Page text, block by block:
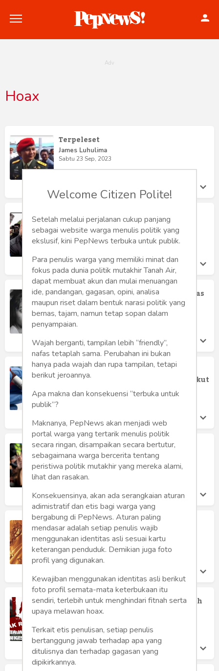
Hankam
Internasional
Humaniora
Sketsa
Tekno
Gaya
Wisata
Wanita
Hoax
Terpeleset
James Luhulima
Sabtu 23 Sep, 2023
Di AS Penyebar Hoax Kena Denda
Puluhan Juta Dollar
Satria Dharma
Minggu 7 Aug, 2022
Cut Zahara Fona, Pelaku "Prank" Kelas
Kakap Zaman Orba
Anton D. H. Nugrahanto
Selasa 31 May, 2022
Waspada Hoax, Vaksinasi Covid-19
Tidak Berkaitan dengan Hepatitis Akut
Johan
Sabtu 14 May, 2022
Demokrasi Medsos
Sunardian Wirodono
Jumat 18 Mar, 2022
Berita Undangan Nominasi Nobel
Sastra: Hoax atau Bukan?
Denny JA
Jumat 21 Jan, 2022
Radikalisme dan Hoax Menjadi Musuh
Bersama
Kamis 20 Jan, 2022
Welcome Citizen Polite!
Setelah melalui perjalanan cukup panjang
sebagai website warga menulis politik yang
ekslusif, kini PepNews terbuka untuk publik.
Para penulis warga yang memiliki minat dan
fokus pada dunia politik mutakhir Tanah Air,
dapat membuat akun dan mulai menuangan
ide, pandangan, gagasan, opini, analisa
maupun riset dalam bentuk narasi politik yang
bernas, tajam, namun tetap sopan dalam
penyampaian.
Wajah berganti, tampilan lebih “friendly”,
nafas tetaplah sama. Perubahan ini bukan
hanya pada wajah dan rupa tampilan, tetapi
berikut jeroannya.
Apa makna dan konsekuensi “terbuka untuk
publik”?
Maknanya, PepNews akan menjadi web
portal warga yang tertarik menulis politik
secara ringan, disampaikan secara bertutur,
sebagaimana warga bercerita tentang
peristiwa politik mutakhir yang mereka alami,
lihat dan rasakan.
Konsekuensinya, akan ada serangkaian aturan
adimistratif dan etis bagi warga yang
bergabung di PepNews. Aturan paling
mendasar adalah setiap penulis wajib
menggunakan identitas asli sesuai kartu
keterangan penduduk. Demikian juga foto
profil yang digunakan.
Kewajiban menggunakan identitas asli berikut
foto profil semata-mata keterbukaan itu
sendiri, terlebih untuk menghindari fitnah serta
upaya melawan hoax.
Terkait etis penulisan, setiap penulis
bertanggung jawab terhadap apa yang
ditulisnya dan terhadap gagasan yang
dipikirkannya.